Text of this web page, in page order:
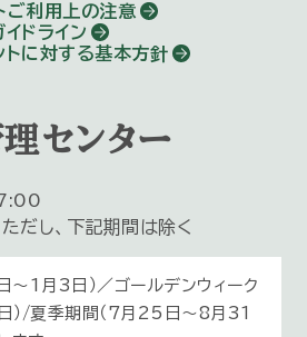
ご利用上の注意
ドライン
トに対する基本方針
センター
だし、下記期間は除く
1月3日）／ゴールデンウィーク
）/夏季期間（7月25日～8月31